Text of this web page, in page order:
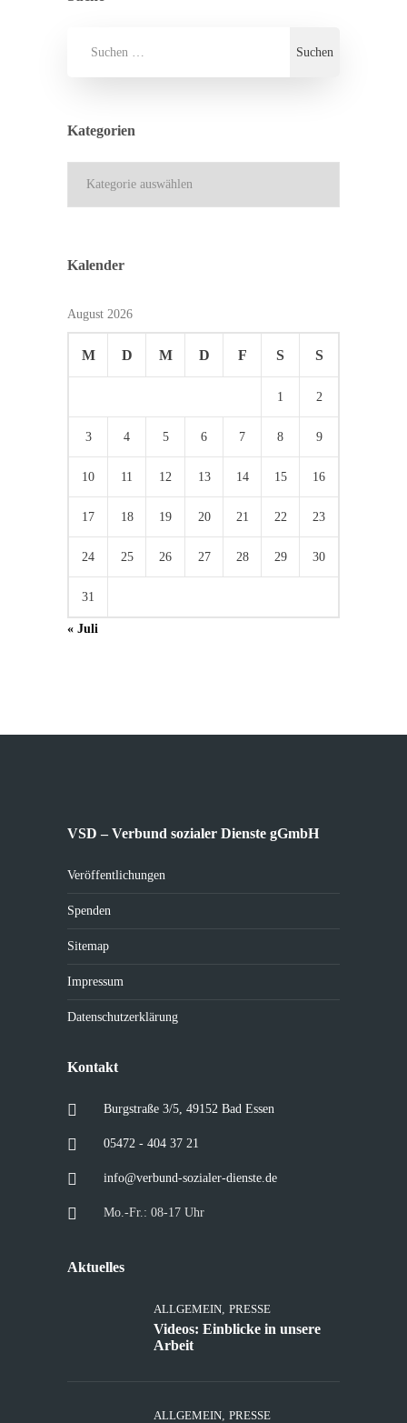
Kategorien
Kalender
August 2026
M D M D F S S
1 2
3 4 5 6 7 8 9
10 11 12 13 14 15 16
17 18 19 20 21 22 23
24 25 26 27 28 29 30
31
« Juli
VSD – Verbund sozialer Dienste gGmbH
Veröffentlichungen
Spenden
Sitemap
Impressum
Datenschutzerklärung
Kontakt
Burgstraße 3/5, 49152 Bad Essen
05472 - 404 37 21
info@verbund-sozialer-dienste.de
Mo.-Fr.: 08-17 Uhr
Aktuelles
ALLGEMEIN, PRESSE
Videos: Einblicke in unsere
Arbeit
ALLGEMEIN, PRESSE